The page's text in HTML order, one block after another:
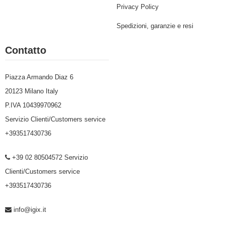
Privacy Policy
Spedizioni, garanzie e resi
Contatto
Piazza Armando Diaz 6
20123 Milano Italy
P.IVA 10439970962
Servizio Clienti/Customers service
+393517430736
+39 02 80504572 Servizio
Clienti/Customers service
+393517430736
info@igix.it